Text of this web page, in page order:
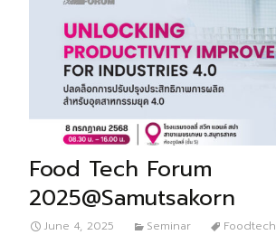
Food Tech Forum
2025@Samutsakorn
June 4, 2025 Seminar Foodtech